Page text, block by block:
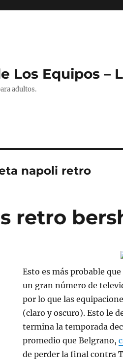
Los Equipos –
adultos.
napoli retro
retro
Esto es más probable
un gran número de
por lo que las
(claro y oscuro). Esto le
termina la temporada
promedio que Belgrano,
de perder la final contra